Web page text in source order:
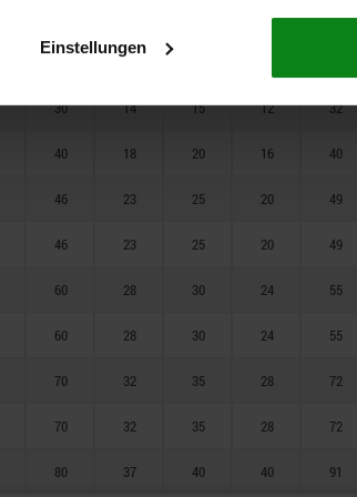
Einstellungen
40 91
30 14 15 12 32
40 18 20 16 40
46 23 25 20 49
46 23 25 20 49
60 28 30 24 55
60 28 30 24 55
70 32 35 28 72
70 32 35 28 72
80 37 40 40 91